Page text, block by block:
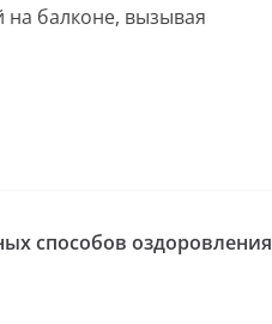
на балконе, вызывая
способов оздоровления